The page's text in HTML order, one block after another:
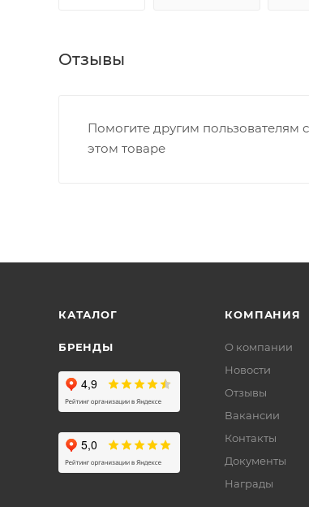
Отзывы
Помогите другим пользователям
этом товаре
КАТАЛОГ
БРЕНДЫ
КОМПАНИЯ
О компании
Новости
Отзывы
Вакансии
Контакты
Документы
Награды